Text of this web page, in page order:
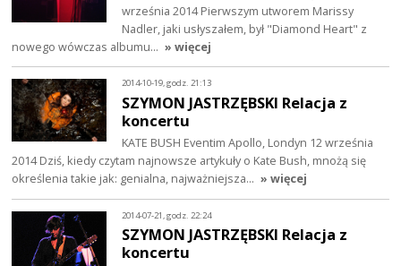
września 2014 Pierwszym utworem Marissy
Nadler, jaki usłyszałem, był "Diamond Heart" z
nowego wówczas albumu… » więcej
2014-10-19, godz. 21:13
SZYMON JASTRZĘBSKI Relacja z
koncertu
KATE BUSH Eventim Apollo, Londyn 12 września
2014 Dziś, kiedy czytam najnowsze artykuły o Kate Bush, mnożą się
określenia takie jak: genialna, najważniejsza… » więcej
2014-07-21, godz. 22:24
SZYMON JASTRZĘBSKI Relacja z
koncertu